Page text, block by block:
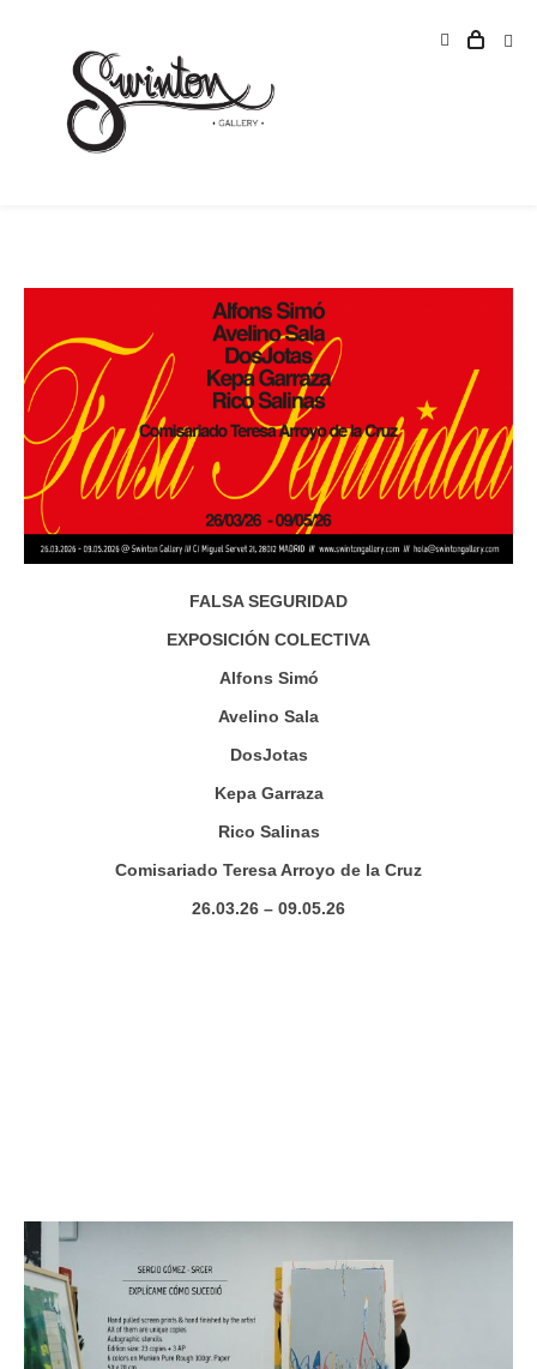
FALSA SEGURIDAD
EXPOSICIÓN COLECTIVA
Alfons Simó
Avelino Sala
DosJotas
Kepa Garraza
Rico Salinas
Comisariado Teresa Arroyo de la Cruz
26.03.26 – 09.05.26